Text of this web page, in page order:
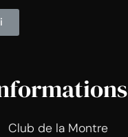
Club de la Montre